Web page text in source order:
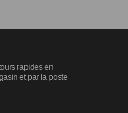
rapides en
et par la poste